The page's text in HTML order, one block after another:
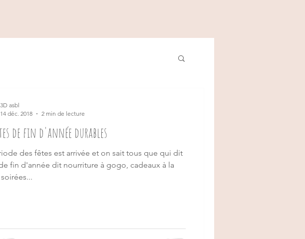
Se connecter
de fin d'année durables
des fêtes est arrivée et on sait tous que qui dit
fin d'année dit nourriture à gogo, cadeaux à la
3D asbl
14 déc. 2018
2 min de lecture